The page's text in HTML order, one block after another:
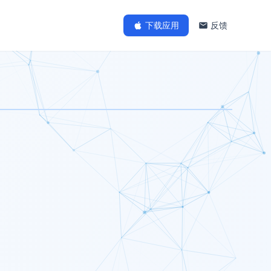
下载应用 反馈